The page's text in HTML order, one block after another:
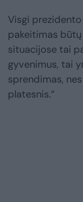
Visgi
pakeitimas
situacijose tai
gyvenimus, tai
sprendimas,
platesnis.“